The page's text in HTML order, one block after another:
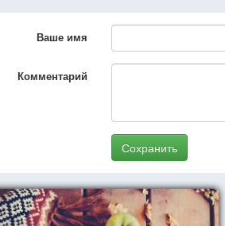
Ваше имя
Комментарий
Сохранить